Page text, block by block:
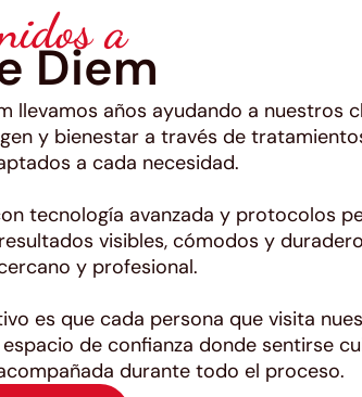
a
Diem
llevamos años ayudando a nuestros
y bienestar a través de
a cada necesidad.
tecnología avanzada y protocolos
visibles, cómodos y
y profesional.
es que cada persona que visita
de confianza donde sentirse
durante todo el proceso.